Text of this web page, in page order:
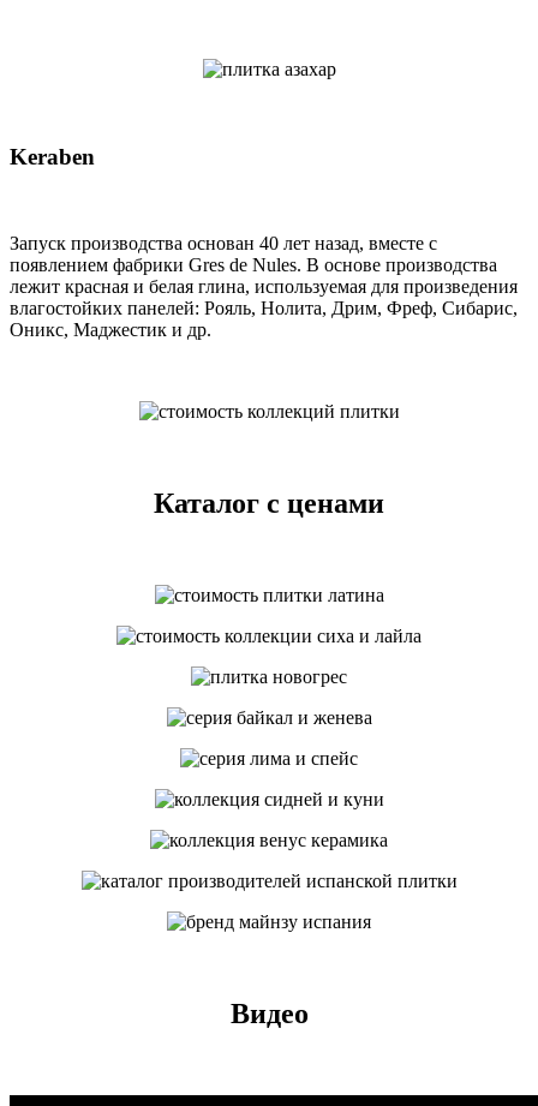
Keraben
Запуск производства основан 40 лет назад, вместе с
появлением фабрики Gres de Nules. В основе производства
лежит красная и белая глина, используемая для произведения
влагостойких панелей: Рояль, Нолита, Дрим, Фреф, Сибарис,
Оникс, Маджестик и др.
Каталог с ценами
Видео